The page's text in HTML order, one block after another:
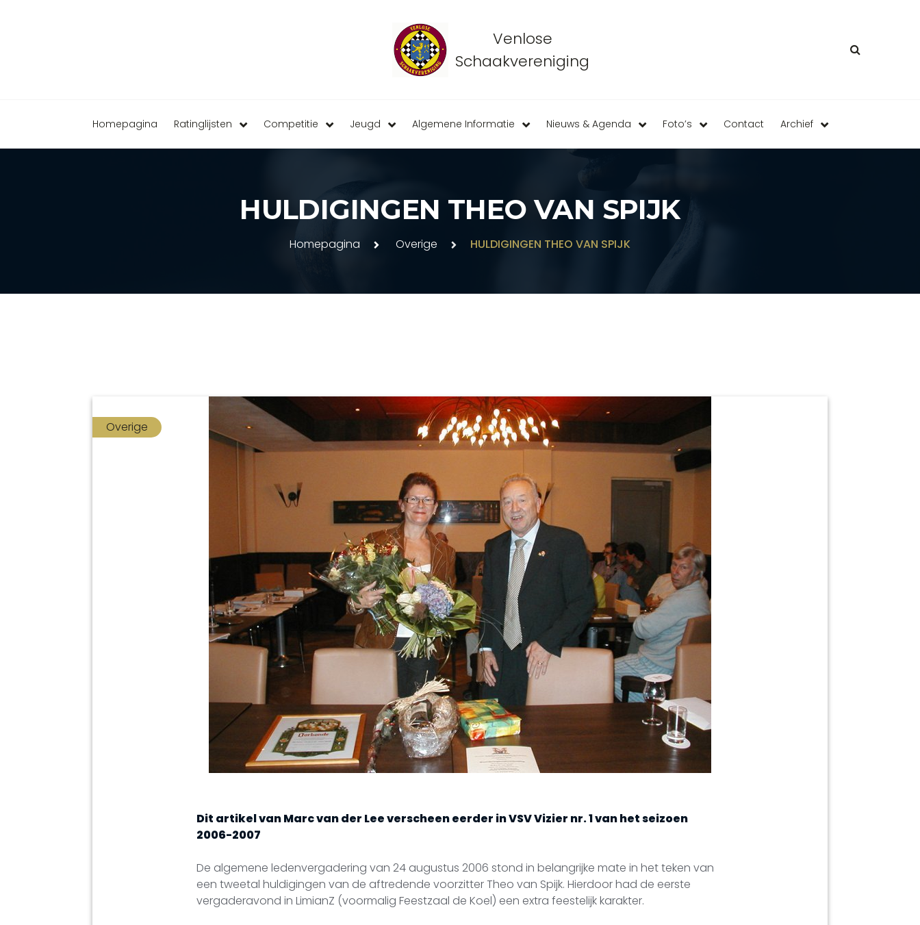
Venlose
Schaakvereniging
Homepagina Ratinglijsten Competitie Jeugd Algemene Informatie Nieuws & Agenda Foto’s Contact Archief
HULDIGINGEN THEO VAN SPIJK
Homepagina Overige HULDIGINGEN THEO VAN SPIJK
Overige
Dit artikel van Marc van der Lee verscheen eerder in VSV Vizier nr. 1 van het seizoen
2006-2007
De algemene ledenvergadering van 24 augustus 2006 stond in belangrijke mate in het teken van
een tweetal huldigingen van de aftredende voorzitter Theo van Spijk. Hierdoor had de eerste
vergaderavond in LimianZ (voormalig Feestzaal de Koel) een extra feestelijk karakter.